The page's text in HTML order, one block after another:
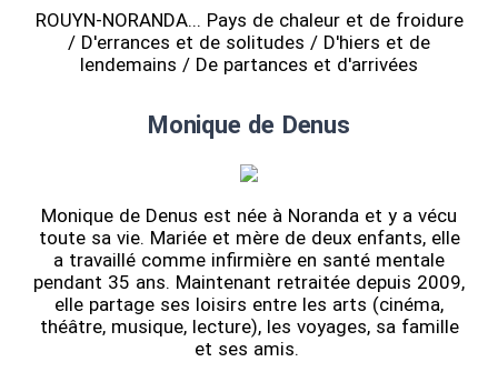
ROUYN-NORANDA... Pays de chaleur et de froidure
/ D'errances et de solitudes / D'hiers et de
lendemains / De partances et d'arrivées
Monique de Denus
Monique de Denus est née à Noranda et y a vécu
toute sa vie. Mariée et mère de deux enfants, elle
a travaillé comme infirmière en santé mentale
pendant 35 ans. Maintenant retraitée depuis 2009,
elle partage ses loisirs entre les arts (cinéma,
théâtre, musique, lecture), les voyages, sa famille
et ses amis.